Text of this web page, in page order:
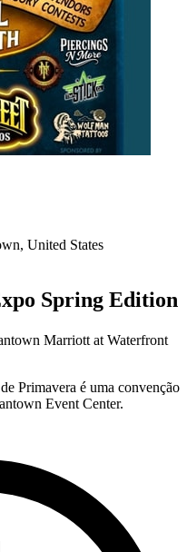
United States
Spring Edition
Marriott at Waterfront
Primavera é uma convenção
Event Center.